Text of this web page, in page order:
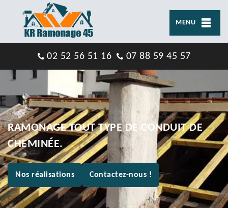
MENU
02 52 56 51 16 07 88 59 45 57
RAMONAGE TOUT TYPE DE CONDUIT DE
CHEMINÉE.
Nos réalisations Contactez-nous !